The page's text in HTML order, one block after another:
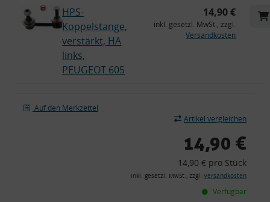
HPS-
Koppelstange,
verstärkt, HA
links,
PEUGEOT 605
14,90 €
inkl. gesetzl. MwSt., zzgl.
Versandkosten
Auf den Merkzettel
Artikel vergleichen
14,90 €
14,90 € pro Stück
inkl. gesetzl. MwSt., zzgl. Versandkosten
Verfügbar